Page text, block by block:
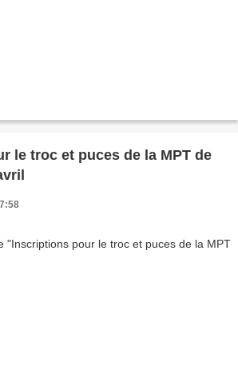
le troc et puces de la MPT de